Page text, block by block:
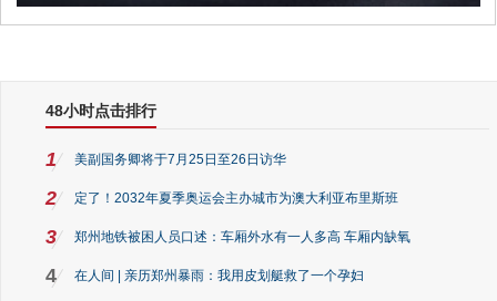
48小时点击排行
1 美副国务卿将于7月25日至26日访华
2 定了！2032年夏季奥运会主办城市为澳大利亚布里斯班
3 郑州地铁被困人员口述：车厢外水有一人多高 车厢内缺氧
4 在人间 | 亲历郑州暴雨：我用皮划艇救了一个孕妇